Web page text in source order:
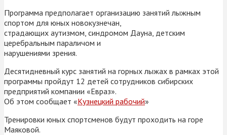
Программа предполагает организацию занятий лыжным
спортом для юных новокузнечан,
страдающих аутизмом, синдромом Дауна, детским
церебральным параличом и
нарушениями зрения.
Десятидневный курс занятий на горных лыжах в рамках этой
программы пройдут 12 детей сотрудников сибирских
предприятий компании «Евраз».
Об этом сообщает «Кузнецкий рабочий»
Тренировки юных спортсменов будут проходить на горе
Маяковой.